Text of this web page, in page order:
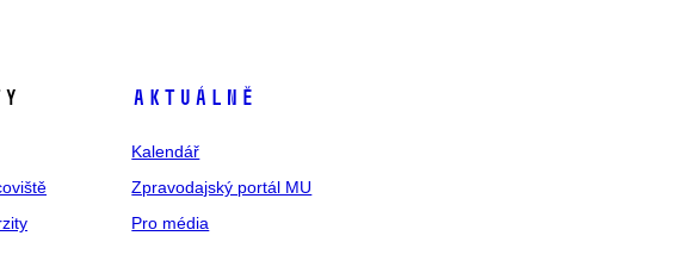
Aktuálně
Kalendář
Zpravodajský portál MU
Pro média